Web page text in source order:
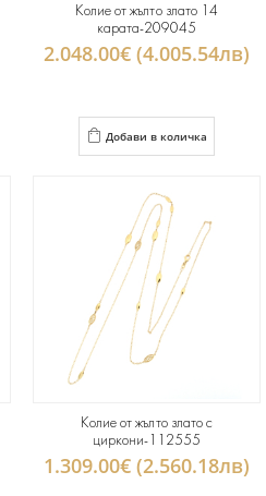
Колие от жълто злато 14
карата-209045
2.048.00€ (4.005.54лв)
Добави в количка
Колие от жълто злато с
циркони-112555
1.309.00€ (2.560.18лв)